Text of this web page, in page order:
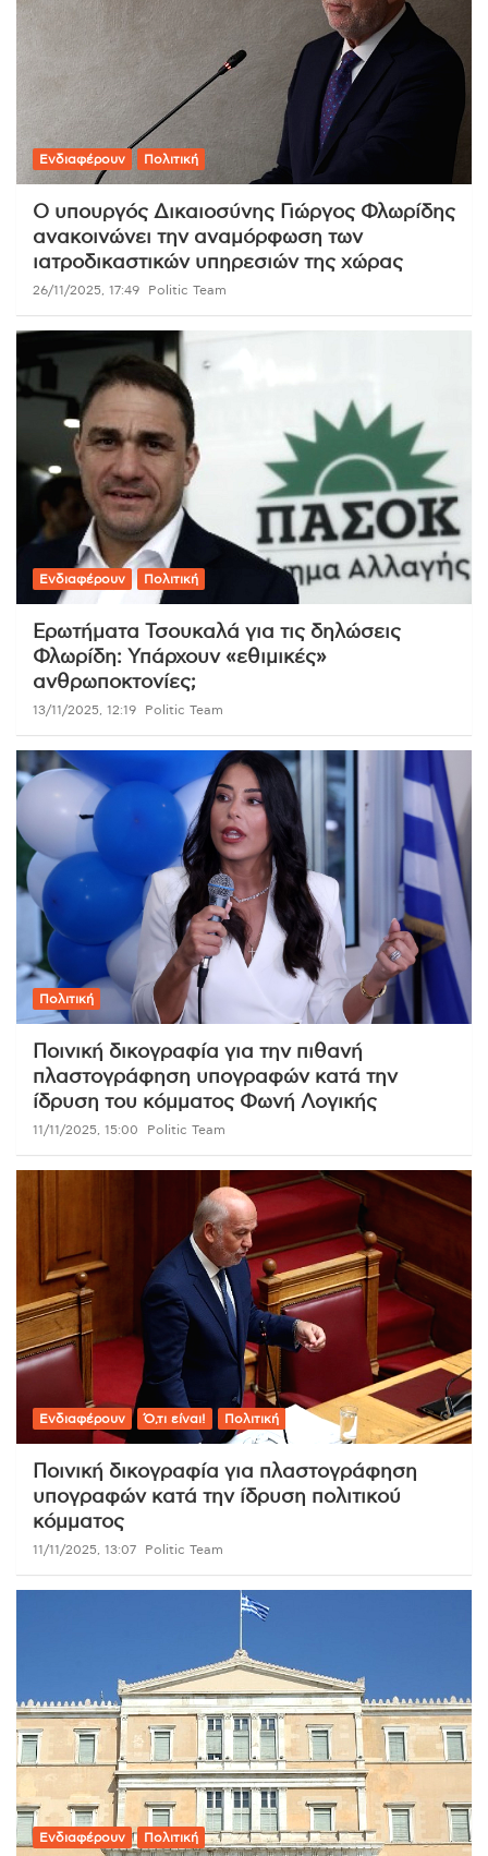
Ενδιαφέρουν Πολιτική
Ο υπουργός Δικαιοσύνης Γιώργος Φλωρίδης
ανακοινώνει την αναμόρφωση των
ιατροδικαστικών υπηρεσιών της χώρας
26/11/2025, 17:49 Politic Team
Ενδιαφέρουν Πολιτική
Ερωτήματα Τσουκαλά για τις δηλώσεις
Φλωρίδη: Υπάρχουν «εθιμικές»
ανθρωποκτονίες;
13/11/2025, 12:19 Politic Team
Πολιτική
Ποινική δικογραφία για την πιθανή
πλαστογράφηση υπογραφών κατά την
ίδρυση του κόμματος Φωνή Λογικής
11/11/2025, 15:00 Politic Team
Ενδιαφέρουν Ό,τι είναι! Πολιτική
Ποινική δικογραφία για πλαστογράφηση
υπογραφών κατά την ίδρυση πολιτικού
κόμματος
11/11/2025, 13:07 Politic Team
Ενδιαφέρουν Πολιτική